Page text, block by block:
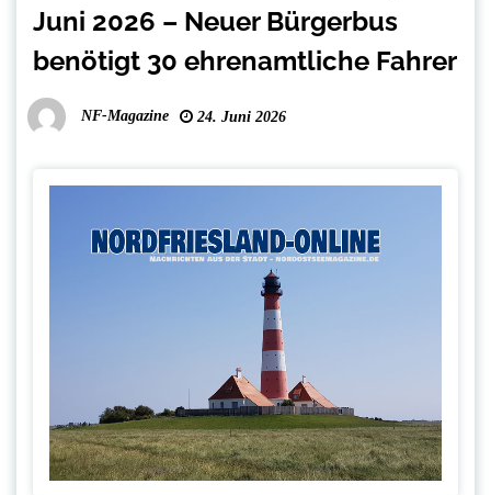
Juni 2026 – Neuer Bürgerbus
benötigt 30 ehrenamtliche Fahrer
NF-Magazine 24. Juni 2026